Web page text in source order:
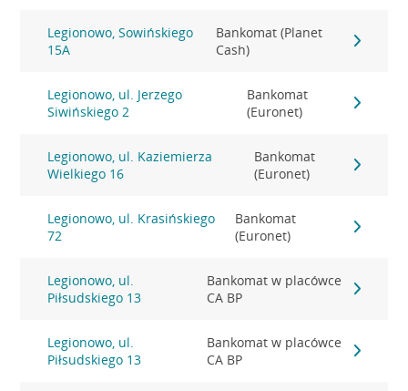
Legionowo, Sowińskiego
15A
Bankomat (Planet
Cash)
Legionowo, ul. Jerzego
Siwińskiego 2
Bankomat
(Euronet)
Legionowo, ul. Kaziemierza
Wielkiego 16
Bankomat
(Euronet)
Legionowo, ul. Krasińskiego
72
Bankomat
(Euronet)
Legionowo, ul.
Piłsudskiego 13
Bankomat w placówce
CA BP
Legionowo, ul.
Piłsudskiego 13
Bankomat w placówce
CA BP